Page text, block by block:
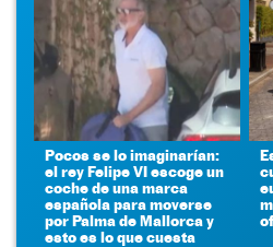
Pocos se lo imaginarían:
el rey Felipe VI escoge un
coche de una marca
española para moverse
por Palma de Mallorca y
esto es lo que cuesta